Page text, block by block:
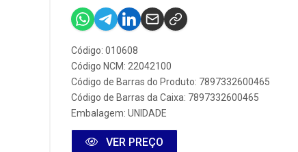
Código: 010608
Código NCM: 22042100
Código de Barras do Produto: 7897332600465
Código de Barras da Caixa: 7897332600465
Embalagem: UNIDADE
VER PREÇO